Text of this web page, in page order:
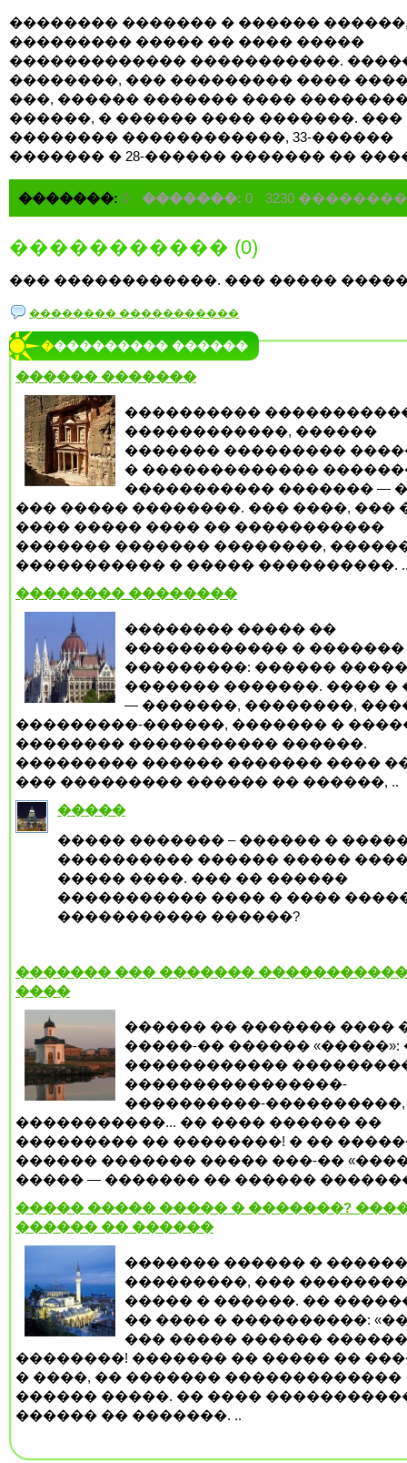
�������� ������� � ������
��������� ����� �� ���� �����
������������� �����������.
��������, ��� ��������� ����
���, ������ ������� ����
������, � ������ ���� �������. ���
�������� ������������, 33-������
������� � 28-������ ������� ��
�������: 0 �������: 0 3230
����������� (0)
��� ������������. ��� �����
�������� �����������
���������� ������
������ �������
����������
������������, ������
������� ���������
� �������������
����������� ������� —
��� ����� ��������. ��� ����, ���
���� ����� ���� �� �����������
������� ������� ��������,
����������� � ����� ����������.
�������� ��������
�������� ����� ��
������������ � �������
���������: ������
������� �������. ���� �
— �������, ��������,
���������-������, ������� �
�������� ����������� ������.
��������� ������ ������� ����
��� ��������� ������ �� ������, ..
�����
����� ������� – ������ �
���������� ������ �����
����� ����. ��� �� ������
����������� ���� � ����
����������� ������?
������� ��� �������
����
������ �� ������� ����
�����-�� ������ «�����»:
������������
����������������-
����������-����������,
�����������... �� ���� ������ ��
��������� �� ��������! � ��
������ ������� ����� ���-��
����� — ������� �� ������
����� ����� ����� � �������?
������ �� ������
������� ������ � ������
���������, ���
����� � ������. ��
�� ���� � ����������:
��� ����� ������
��������! ������� �� ����� ��
� ����, �� ������� �������������
������ �����. �� ����
������ �� �������. ..